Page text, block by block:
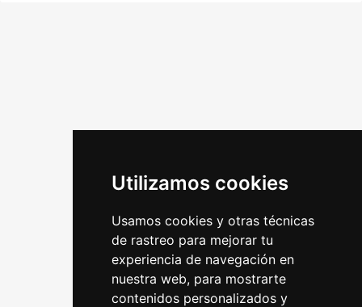
Utilizamos cookies
Usamos cookies y otras técnicas
de rastreo para mejorar tu
experiencia de navegación en
nuestra web, para mostrarte
contenidos personalizados y